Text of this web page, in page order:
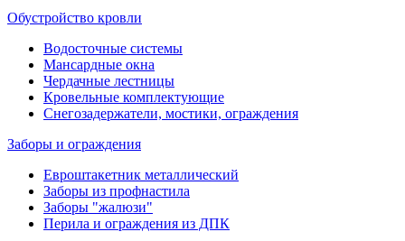
Обустройство кровли
Водосточные системы
Мансардные окна
Чердачные лестницы
Кровельные комплектующие
Снегозадержатели, мостики, ограждения
Заборы и ограждения
Евроштакетник металлический
Заборы из профнастила
Заборы "жалюзи"
Перила и ограждения из ДПК